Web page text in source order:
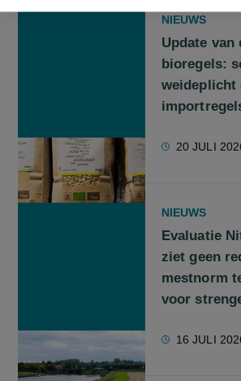
NIEUWS
Update van
bioregels:
weideplicht
20 JULI
NIEUWS
Evaluatie
ziet geen
mestnorm
voor
16 JULI